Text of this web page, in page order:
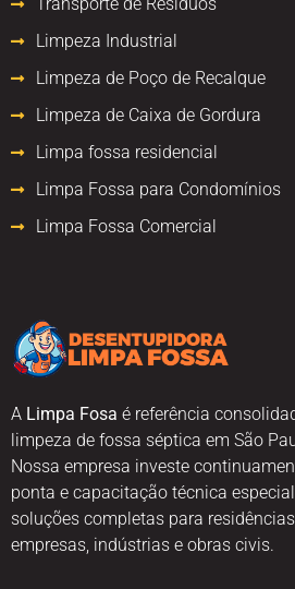
A Limpa Fosa é referência
limpeza de fossa séptica em São
Nossa empresa investe
ponta e capacitação técnica
soluções completas para
empresas, indústrias e obras civis.
Limpeza Industrial
Limpeza de Poço de Recalque
Limpeza de Caixa de Gordura
Limpa fossa residencial
Limpa Fossa para Condomínios
Limpa Fossa Comercial